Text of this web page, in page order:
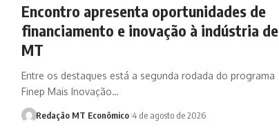
Encontro apresenta oportunidades de
financiamento e inovação à indústria de
MT
Entre os destaques está a segunda rodada do programa
Finep Mais Inovação…
Redação MT Econômico 4 de agosto de 2026